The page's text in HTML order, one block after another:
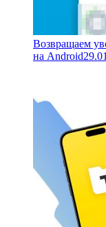
Возвращаем
на Android